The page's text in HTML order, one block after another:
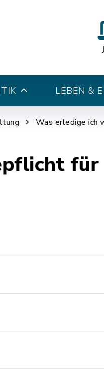
LEBEN &
Was erledige ich